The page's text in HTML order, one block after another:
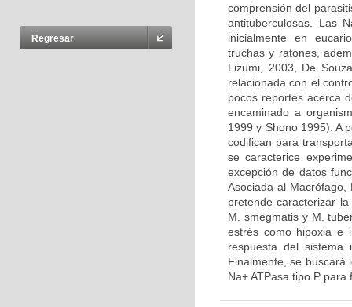
Regresar
comprensión del
antituberculosas. Las
inicialmente en
truchas y ratones,
Lizumi, 2003, De
relacionada con el
pocos reportes acerca
encaminado a
1999 y Shono 1995). A
codifican para
se caracterice
excepción de datos
Asociada al
pretende caracterizar
M. smegmatis y M.
estrés como hipoxia e
respuesta del sistema
Finalmente, se buscará
Na+ ATPasa tipo P